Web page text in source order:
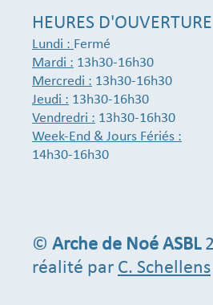
HEURES D'OUVERTURE
Lundi : Fermé
Mardi : 13h30-16h30
Mercredi : 13h30-16h30
Jeudi : 13h30-16h30
Vendredri : 13h30-16h30
Week-End & Jours Fériés :
14h30-16h30
© Arche de Noé ASBL
réalité par C. Schellens